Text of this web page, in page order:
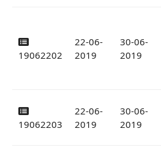
19062202
22-06-
2019
30-06-
2019
19062203
22-06-
2019
30-06-
2019